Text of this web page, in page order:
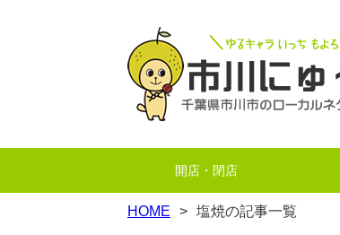
開店・閉店
HOME 塩焼の記事一覧